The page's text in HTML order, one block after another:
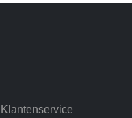
Klantenservice